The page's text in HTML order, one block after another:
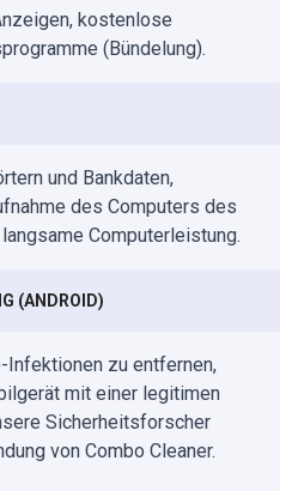
kostenlose
(Bündelung).
und Bankdaten,
des Computers des
Computerleistung.
(ANDROID)
Infektionen zu entfernen,
mit einer legitimen
Sicherheitsforscher
von Combo Cleaner.